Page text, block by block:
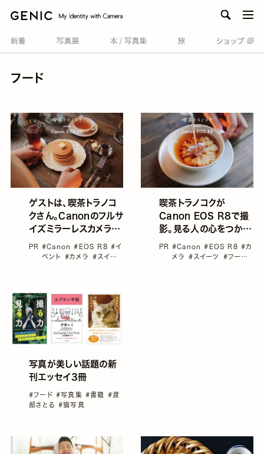
フード
ゲストは、喫茶トラノコ
クさん。Canonのフルサ
イズミラーレスカメラ
EOS R8を無料で15日
間体験できるイベントを
PR #Canon#EOS R8 #イ
ベント #カメラ #スイー
喫茶トラノコクが
Canon EOS R8で撮
影。見る人の心をつかむ
テーブルフォト
PR #Canon#EOS R8 #カ
メラ #スイーツ #フード
写真が美しい話題の新
刊エッセイ3冊
#フード #写真集 #書籍 #渡
部さとる #猫写真